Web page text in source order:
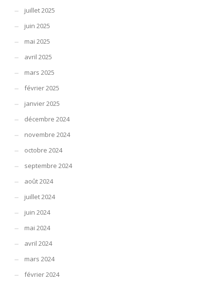
juillet 2025
juin 2025
mai 2025
avril 2025
mars 2025
février 2025
janvier 2025
décembre 2024
novembre 2024
octobre 2024
septembre 2024
août 2024
juillet 2024
juin 2024
mai 2024
avril 2024
mars 2024
février 2024